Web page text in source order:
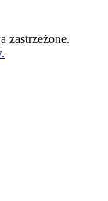
zastrzeżone.